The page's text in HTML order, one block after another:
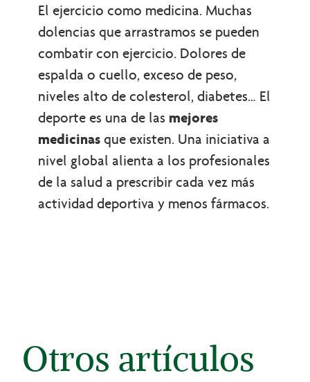
El ejercicio como medicina. Muchas
dolencias que arrastramos se pueden
combatir con ejercicio. Dolores de
espalda o cuello, exceso de peso,
niveles alto de colesterol, diabetes… El
deporte es una de las mejores
medicinasque existen. Una iniciativa a
nivel global alienta a los profesionales
de la salud a prescribir cada vez más
actividad deportiva y menos fármacos.
Otros artículos